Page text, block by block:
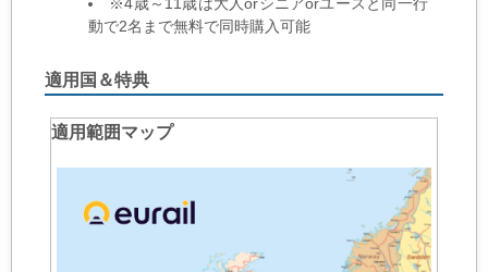
動で2名まで無料で同時購入可能
適用国＆特典
適用範囲マップ